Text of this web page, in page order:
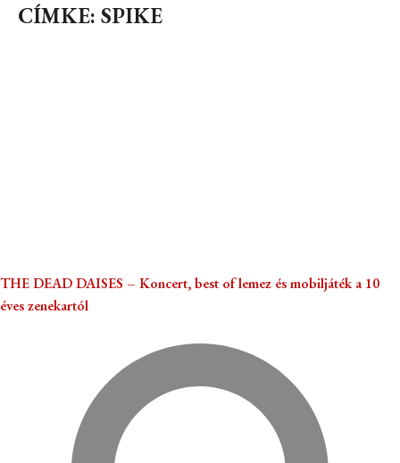
CÍMKE: SPIKE
THE DEAD DAISES – Koncert, best of lemez és mobiljáték a 10
éves zenekartól